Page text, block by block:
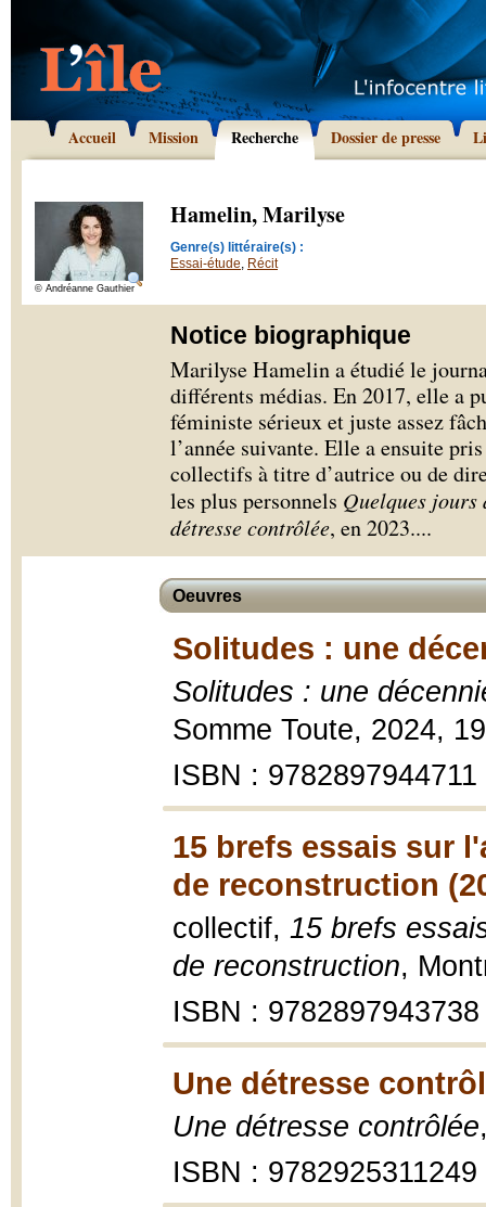
Accueil Mission Recherche Dossier de presse
© Andréanne Gauthier
Hamelin, Marilyse
Genre(s) littéraire(s) :
Essai-étude, Récit
Notice biographique
Marilyse Hamelin a étudié le
différents médias. En 2017, elle a
féministe sérieux et juste assez
l’année suivante. Elle a ensuite
collectifs à titre d’autrice ou de
les plus personnels Quelques jours
détresse contrôlée, en 2023....
Oeuvres
Solitudes : une
Solitudes : une
Somme Toute, 2024,
ISBN : 9782897944711
15 brefs essais sur
de reconstruction
collectif, 15 brefs
de reconstruction,
ISBN : 9782897943738
Une détresse
Une détresse contrôlée
ISBN : 9782925311249